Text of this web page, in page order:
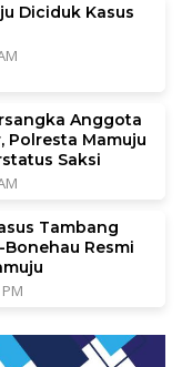
Diciduk Kasus
Anggota
Polresta Mamuju
Saksi
Tambang
Resmi